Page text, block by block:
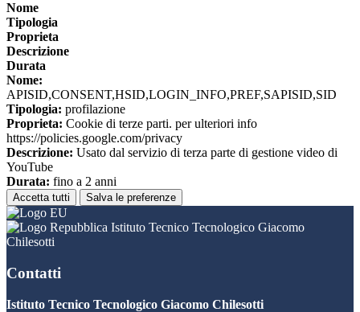
Nome
Tipologia
Proprieta
Descrizione
Durata
Nome:
APISID,CONSENT,HSID,LOGIN_INFO,PREF,SAPISID,SID
Tipologia: profilazione
Proprieta: Cookie di terze parti. per ulteriori info
https://policies.google.com/privacy
Descrizione: Usato dal servizio di terza parte di gestione video di
YouTube
Durata: fino a 2 anni
Accetta tutti Salva le preferenze
Istituto Tecnico Tecnologico Giacomo
Chilesotti
Contatti
Istituto Tecnico Tecnologico Giacomo Chilesotti